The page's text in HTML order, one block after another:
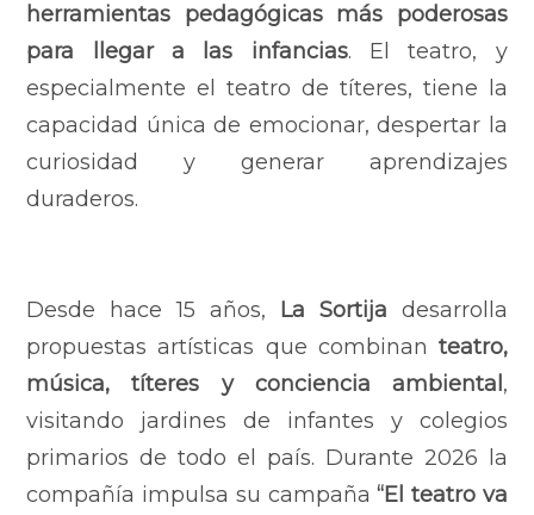
herramientas pedagógicas más poderosas
para llegar a las infancias. El teatro, y
especialmente el teatro de títeres, tiene la
capacidad única de emocionar, despertar la
curiosidad y generar aprendizajes
duraderos.
Desde hace 15 años, La Sortija desarrolla
propuestas artísticas que combinan teatro,
música, títeres y conciencia ambiental ,
visitando jardines de infantes y colegios
primarios de todo el país. Durante 2026 la
compañía impulsa su campaña“El teatro va